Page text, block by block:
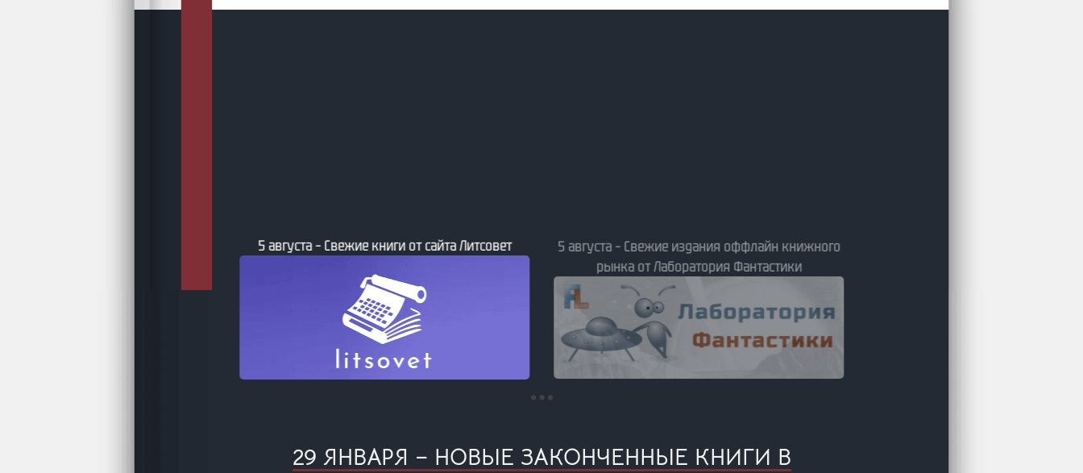
5 августа – Свежие книги от сайта Литсовет
5 августа – Свежие издания оффлайн книжного
рынка от Лаборатория Фантастики
29 ЯНВАРЯ – НОВЫЕ ЗАКОНЧЕННЫЕ КНИГИ В